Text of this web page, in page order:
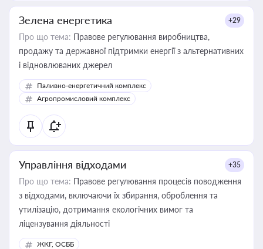
Зелена енергетика +29
Про що тема: Правове регулювання виробництва,
продажу та державної підтримки енергії з альтернативних
і відновлюваних джерел
Паливно-енергетичний комплекс
Агропромисловий комплекс
Управління відходами +35
Про що тема: Правове регулювання процесів поводження
з відходами, включаючи їх збирання, оброблення та
утилізацію, дотримання екологічних вимог та
ліцензування діяльності
ЖКГ, ОСББ